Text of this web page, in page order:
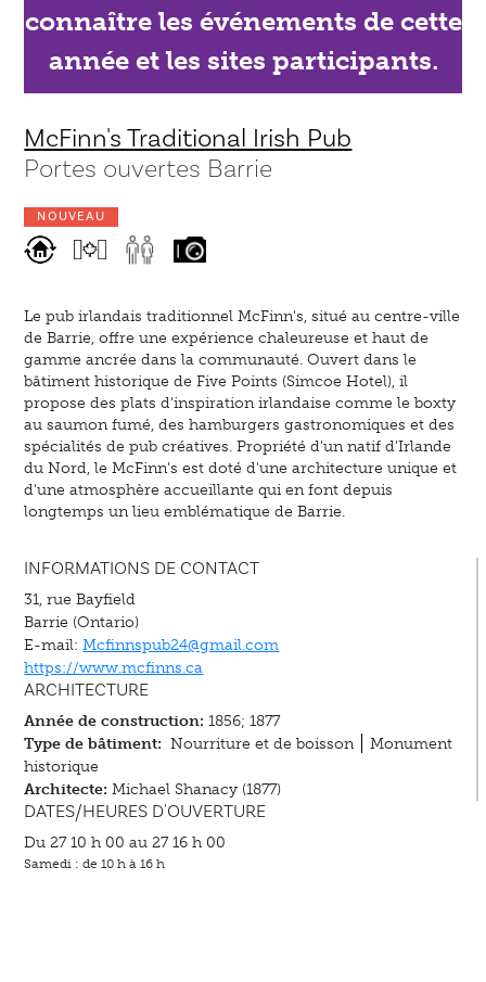
connaître les événements de cette
année et les sites participants.
McFinn's Traditional Irish Pub
Portes ouvertes Barrie
NOUVEAU
Le pub irlandais traditionnel McFinn's, situé au centre-ville
de Barrie, offre une expérience chaleureuse et haut de
gamme ancrée dans la communauté. Ouvert dans le
bâtiment historique de Five Points (Simcoe Hotel), il
propose des plats d'inspiration irlandaise comme le boxty
au saumon fumé, des hamburgers gastronomiques et des
spécialités de pub créatives. Propriété d'un natif d'Irlande
du Nord, le McFinn's est doté d'une architecture unique et
d'une atmosphère accueillante qui en font depuis
longtemps un lieu emblématique de Barrie.
INFORMATIONS DE CONTACT
31, rue Bayfield
Barrie (Ontario)
E-mail:Mcfinnspub24@gmail.com
https://www.mcfinns.ca
ARCHITECTURE
Année de construction: 1856; 1877
Type de bâtiment: Nourriture et de boisson
Monument
historique
Architecte: Michael Shanacy (1877)
DATES/HEURES D'OUVERTURE
Du 27 10 h 00 au 27 16 h 00
Samedi : de 10 h à 16 h